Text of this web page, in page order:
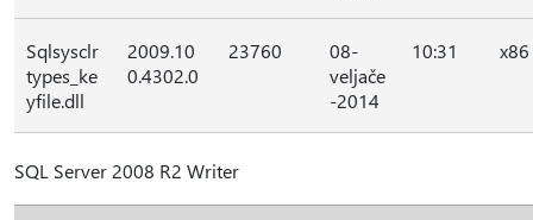
Sqlsysclr
types_ke
yfile.dll
2009.10
0.4302.0
23760
08-
veljače
-2014
10:31 x86
SQL Server 2008 R2 Writer